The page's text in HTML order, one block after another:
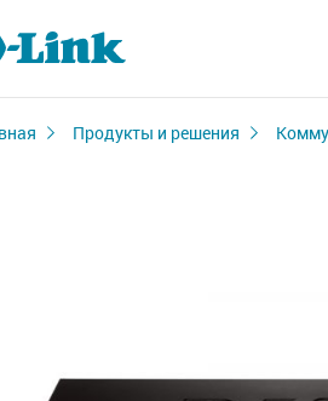
Продукты и решения